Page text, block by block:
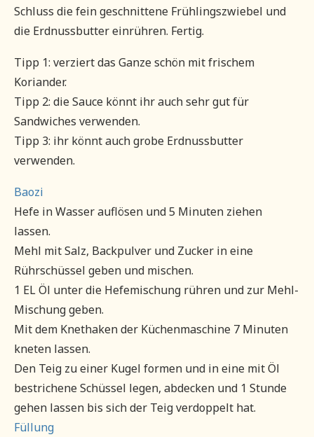
Schluss die fein geschnittene Frühlingszwiebel und
die Erdnussbutter einrühren. Fertig.
Tipp 1: verziert das Ganze schön mit frischem
Koriander.
Tipp 2: die Sauce könnt ihr auch sehr gut für
Sandwiches verwenden.
Tipp 3: ihr könnt auch grobe Erdnussbutter
verwenden.
Baozi
Hefe in Wasser auflösen und 5 Minuten ziehen
lassen.
Mehl mit Salz, Backpulver und Zucker in eine
Rührschüssel geben und mischen.
1 EL Öl unter die Hefemischung rühren und zur Mehl-
Mischung geben.
Mit dem Knethaken der Küchenmaschine 7 Minuten
kneten lassen.
Den Teig zu einer Kugel formen und in eine mit Öl
bestrichene Schüssel legen, abdecken und 1 Stunde
gehen lassen bis sich der Teig verdoppelt hat.
Füllung